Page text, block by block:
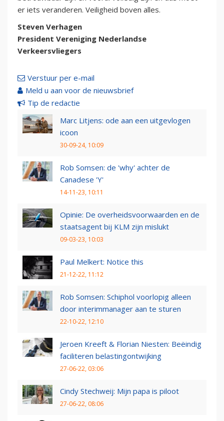
er iets veranderen. Veiligheid boven alles.
Steven Verhagen
President Vereniging Nederlandse
Verkeersvliegers
Verstuur per e-mail
Meld u aan voor de nieuwsbrief
Tip de redactie
Marc Litjens: ode aan een uitgevlogen
icoon
30-09-24, 10:09
Rob Somsen: de 'why' achter de
Canadese 'Y'
14-11-23, 10:11
Opinie: De overheidsvoorwaarden en de
staatsagent bij KLM zijn mislukt
09-03-23, 10:03
Paul Melkert: Notice this
21-12-22, 11:12
Rob Somsen: Schiphol voorlopig alleen
door interimmanager aan te sturen
22-10-22, 12:10
Jeroen Kreeft & Florian Niesten: Beëindig
faciliteren belastingontwijking
27-06-22, 03:06
Cindy Stechweij: Mijn papa is piloot
27-06-22, 08:06